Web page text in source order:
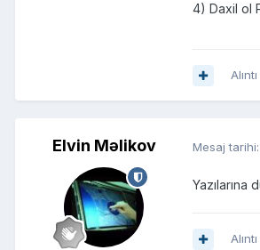
4) Daxil ol
Alıntı
Elvin Məlikov Mesaj tarihi:
Yazılarına
Alıntı